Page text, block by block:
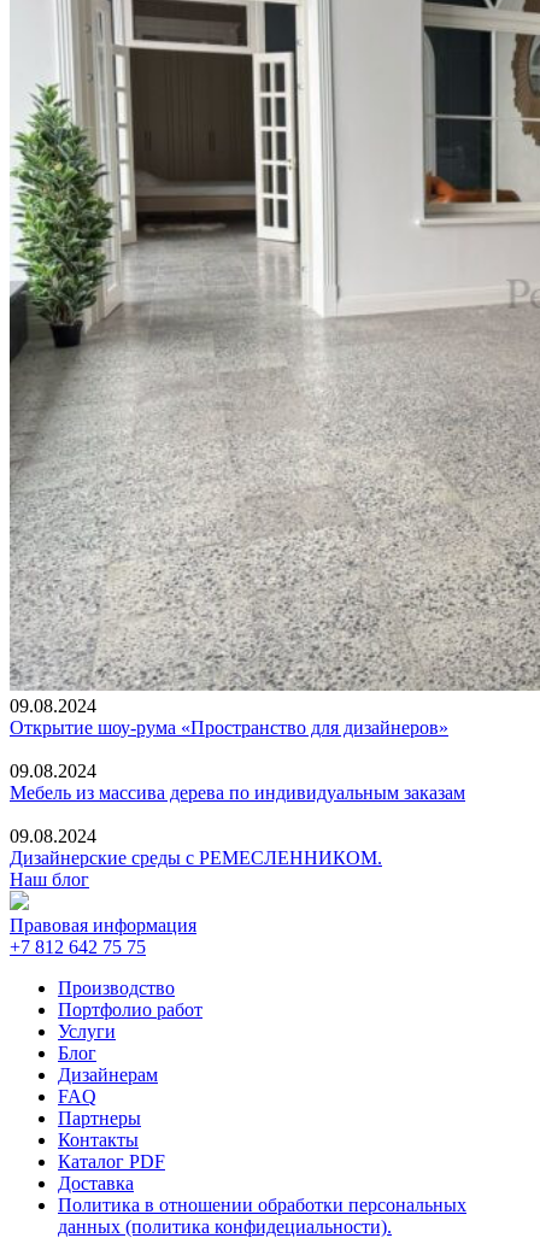
09.08.2024
Открытие шоу-рума «Пространство для дизайнеров»
09.08.2024
Мебель из массива дерева по индивидуальным заказам
09.08.2024
Дизайнерские среды с РЕМЕСЛЕННИКОМ.
Наш блог
Правовая информация
+7 812 642 75 75
Производство
Портфолио работ
Услуги
Блог
Дизайнерам
FAQ
Партнеры
Контакты
Каталог PDF
Доставка
Политика в отношении обработки персональных
данных (политика конфидециальности).